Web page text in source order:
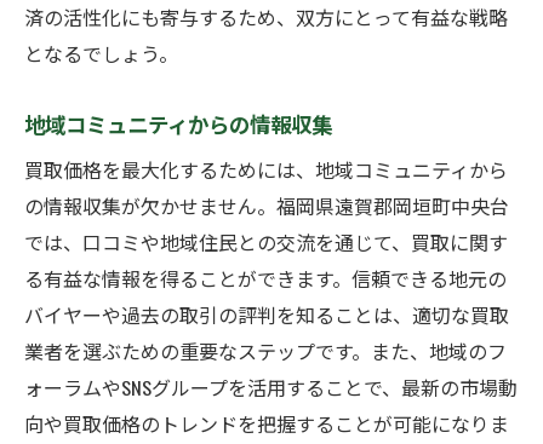
済の活性化にも寄与するため、双方にとって有益な戦略
となるでしょう。
地域コミュニティからの情報収集
買取価格を最大化するためには、地域コミュニティから
の情報収集が欠かせません。福岡県遠賀郡岡垣町中央台
では、口コミや地域住民との交流を通じて、買取に関す
る有益な情報を得ることができます。信頼できる地元の
バイヤーや過去の取引の評判を知ることは、適切な買取
業者を選ぶための重要なステップです。また、地域のフ
ォーラムやSNSグループを活用することで、最新の市場動
向や買取価格のトレンドを把握することが可能になりま